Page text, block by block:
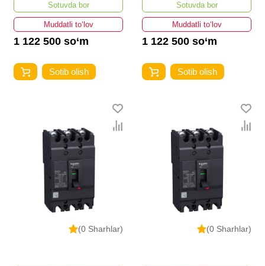
30KA/380В 100 A
Sotuvda bor
Muddatli to‘lov
1 122 500 so‘m
Sotib olish
Sotuvda bor
Muddatli to‘lov
1 122 500 so‘m
Sotib olish
(0 Sharhlar) (0 Sharhlar)